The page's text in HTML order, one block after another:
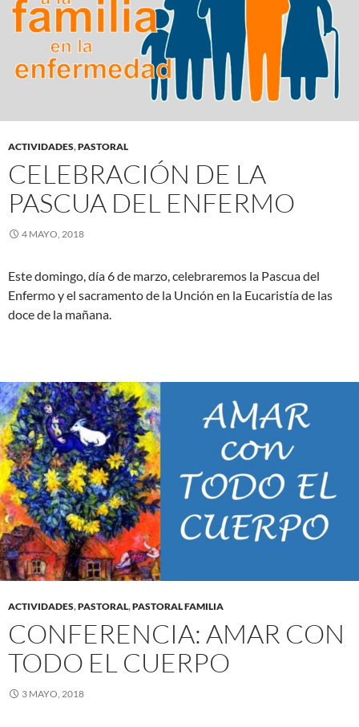
ACTIVIDADES,PASTORAL
CELEBRACIÓN DE LA
PASCUA DEL ENFERMO
4 MAYO, 2018
Este domingo, día 6 de marzo, celebraremos la Pascua del
Enfermo y el sacramento de la Unción en la Eucaristía de las
doce de la mañana.
ACTIVIDADES,PASTORAL,PASTORAL FAMILIA
CONFERENCIA: AMAR CON
TODO EL CUERPO
3 MAYO, 2018